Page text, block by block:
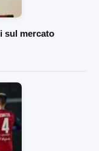
sul mercato